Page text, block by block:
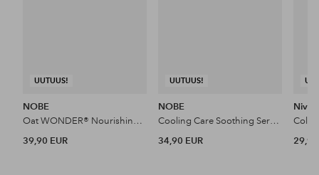
UUTUUS!
NOBE
Oat WONDER® Nourishing Face Oil 30 Ml
39,90 EUR
UUTUUS!
NOBE
Cooling Care Soothing Serum 50 Ml
34,90 EUR
Nivea
29,99